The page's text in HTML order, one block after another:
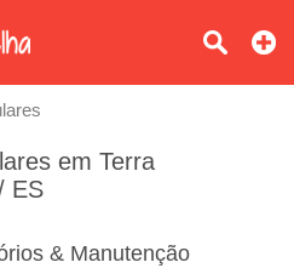
em Terra
ES
& Manutenção